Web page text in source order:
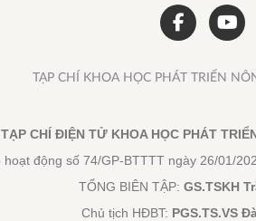
TẠP CHÍ KHOA HỌC PHÁT TRIỂN
TẠP CHÍ ĐIỆN TỬ KHOA HỌC PHÁT
hoạt động số 74/GP-BTTTT ngày 26/01/
TỔNG BIÊN TẬP: GS.TSKH
Chủ tịch HĐBT: PGS.TS.VS